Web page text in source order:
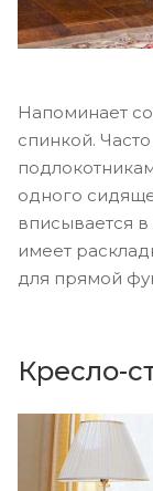
Напоминает
спинкой.
одного
вписывается
имеет
для прямой
Кресло-